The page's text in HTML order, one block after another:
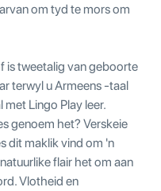
om tyd te mors om
is tweetalig van geboorte
terwyl u Armeens -taal
Lingo Play leer.
genoem het? Verskeie
dit maklik vind om 'n
flair het om aan
Vlotheid en